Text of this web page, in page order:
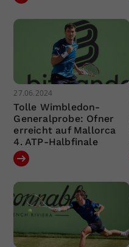
27.06.2024
Tolle Wimbledon-
Generalprobe: Ofner
erreicht auf Mallorca
4. ATP-Halbfinale